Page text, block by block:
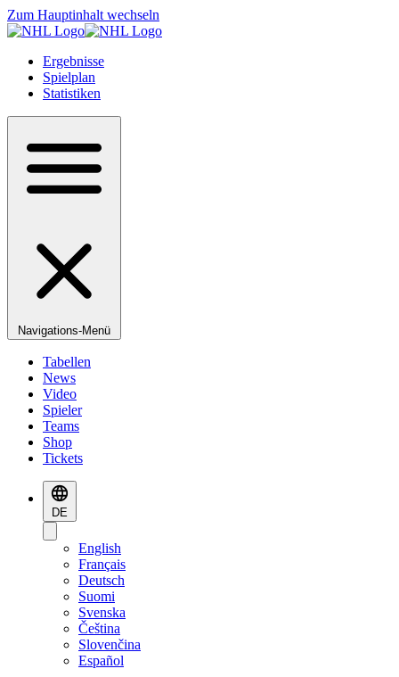
Zum Hauptinhalt wechseln
Ergebnisse
Spielplan
Statistiken
Navigations-Menü
Tabellen
News
Video
Spieler
Teams
Shop
Tickets
DE
English
Français
Deutsch
Suomi
Svenska
Čeština
Slovenčina
Español